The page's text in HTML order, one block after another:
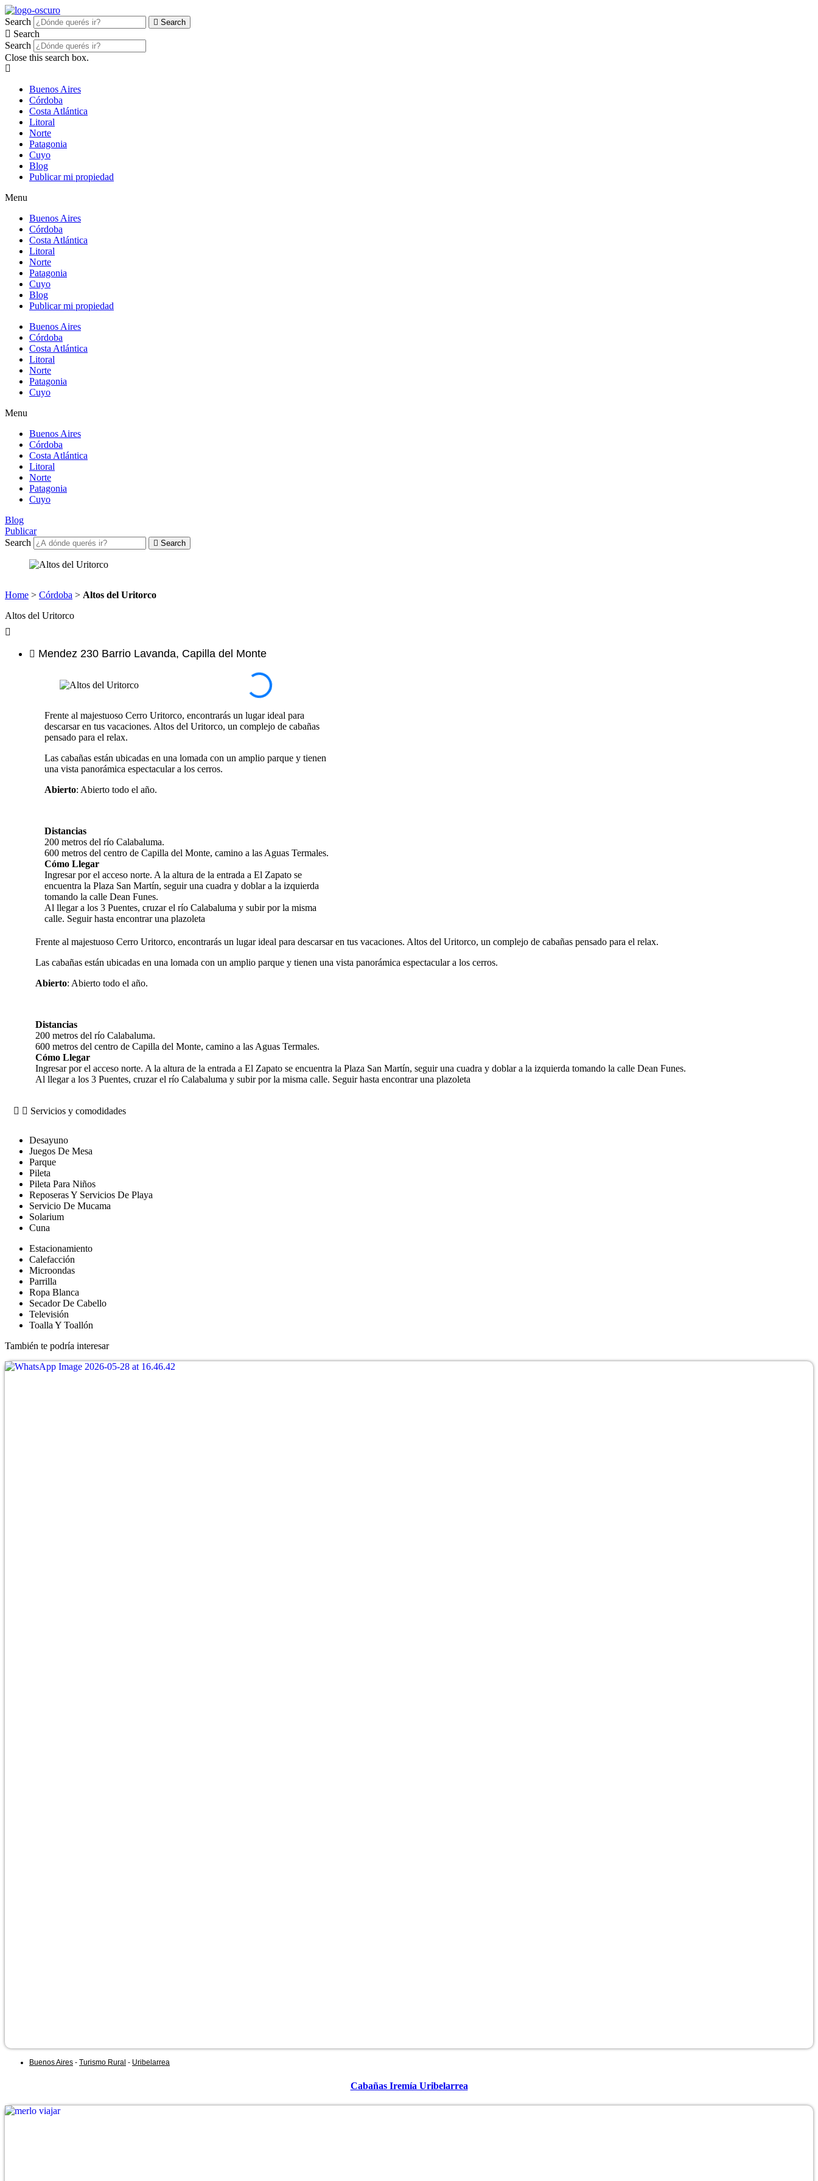
Search Search
Search
Search
Close this search box.
Buenos Aires
Córdoba
Costa Atlántica
Litoral
Norte
Patagonia
Cuyo
Blog
Publicar mi propiedad
Menu
Buenos Aires
Córdoba
Costa Atlántica
Litoral
Norte
Patagonia
Cuyo
Blog
Publicar mi propiedad
Buenos Aires
Córdoba
Costa Atlántica
Litoral
Norte
Patagonia
Cuyo
Menu
Buenos Aires
Córdoba
Costa Atlántica
Litoral
Norte
Patagonia
Cuyo
Blog
Publicar
Search
Search
Home > Córdoba > Altos del Uritorco
Altos del Uritorco
Mendez 230 Barrio Lavanda, Capilla del Monte
Frente al majestuoso Cerro Uritorco, encontrarás un lugar ideal para
descarsar en tus vacaciones. Altos del Uritorco, un complejo de cabañas
pensado para el relax.
Las cabañas están ubicadas en una lomada con un amplio parque y tienen
una vista panorámica espectacular a los cerros.
Abierto: Abierto todo el año.
Distancias
200 metros del río Calabaluma.
600 metros del centro de Capilla del Monte, camino a las Aguas Termales.
Cómo Llegar
Ingresar por el acceso norte. A la altura de la entrada a El Zapato se
encuentra la Plaza San Martín, seguir una cuadra y doblar a la izquierda
tomando la calle Dean Funes.
Al llegar a los 3 Puentes, cruzar el río Calabaluma y subir por la misma
calle. Seguir hasta encontrar una plazoleta
Frente al majestuoso Cerro Uritorco, encontrarás un lugar ideal para descarsar en tus vacaciones. Altos del Uritorco, un complejo de cabañas pensado para el relax.
Las cabañas están ubicadas en una lomada con un amplio parque y tienen una vista panorámica espectacular a los cerros.
Abierto: Abierto todo el año.
Distancias
200 metros del río Calabaluma.
600 metros del centro de Capilla del Monte, camino a las Aguas Termales.
Cómo Llegar
Ingresar por el acceso norte. A la altura de la entrada a El Zapato se encuentra la Plaza San Martín, seguir una cuadra y doblar a la izquierda tomando la calle Dean Funes.
Al llegar a los 3 Puentes, cruzar el río Calabaluma y subir por la misma calle. Seguir hasta encontrar una plazoleta
Servicios y comodidades
Desayuno
Juegos De Mesa
Parque
Pileta
Pileta Para Niños
Reposeras Y Servicios De Playa
Servicio De Mucama
Solarium
Cuna
Estacionamiento
Calefacción
Microondas
Parrilla
Ropa Blanca
Secador De Cabello
Televisión
Toalla Y Toallón
También te podría interesar
Buenos Aires - Turismo Rural - Uribelarrea
Cabañas Iremía Uribelarrea